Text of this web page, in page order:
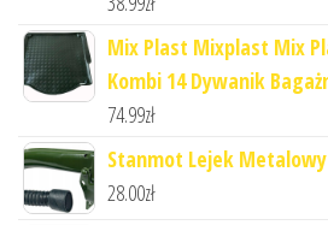
Mix Plast Mixplast Mix
Kombi 14 Dywanik
74.99zł
Stanmot Lejek
28.00zł